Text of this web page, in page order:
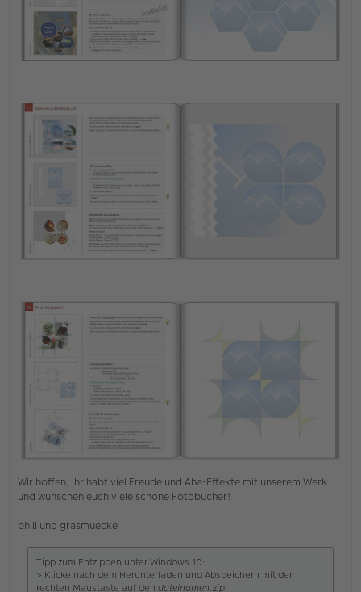
Wir hoffen, ihr habt viel Freude und Aha-Effekte mit unserem Werk
und wünschen euch viele schöne Fotobücher!
phili und grasmuecke
Tipp zum Entzippen unter Windows 10:
> Klicke nach dem Herunterladen und Abspeichern mit der
rechten Maustaste auf den dateinamen.zip.